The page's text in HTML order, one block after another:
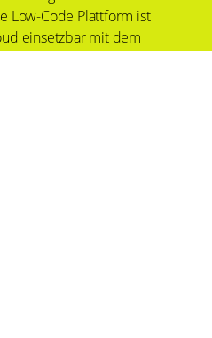
Low-Code Plattform ist
einsetzbar mit dem